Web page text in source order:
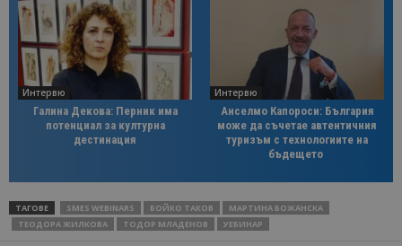
Интервю
Галина Декова: Перник има
потенциал за културна
дестинация
Интервю
Анселмо Капороси: България
може да съчетае автентичния
туризъм с технологиите на
бъдещето
ТАГОВЕ SMES WEBINARS БОЙКО ТАКОВ
МАРТИНА БОЖАНСКА
ТЕОДОРА ЖИЛКОВА
ТОДОР МЛАДЕНОВ УЕБИНАР